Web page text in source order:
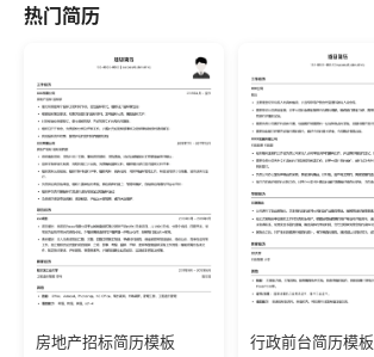
热门简历
房地产招标简历模板 行政前台简历模板